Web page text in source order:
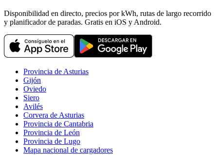
Disponibilidad en directo, precios por kWh, rutas de largo recorrido
y planificador de paradas. Gratis en iOS y Android.
Provincia de Asturias
Gijón
Oviedo
Siero
Avilés
Corvera de Asturias
Provincia de Cantabria
Provincia de León
Provincia de Lugo
Mapa nacional de cargadores